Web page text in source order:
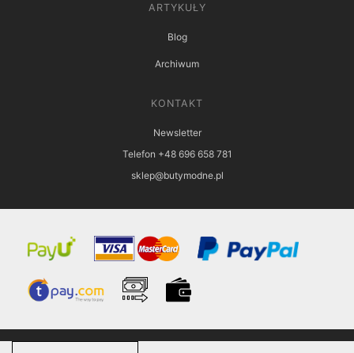
ARTYKUŁY
Blog
Archiwum
KONTAKT
Newsletter
Telefon +48 696 658 781
sklep@butymodne.pl